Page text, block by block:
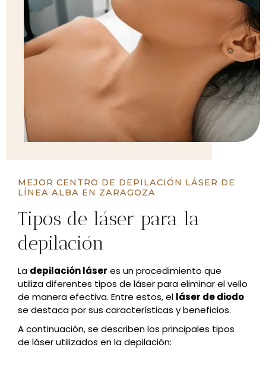
MEJOR CENTRO DE DEPILACIÓN LÁSER DE
LÍNEA ALBA EN ZARAGOZA
Tipos de láser para la
depilación
La depilación láser es un procedimiento que
utiliza diferentes tipos de láser para eliminar el vello
de manera efectiva. Entre estos, el láser de diodo
se destaca por sus características y beneficios.
A continuación, se describen los principales tipos
de láser utilizados en la depilación: